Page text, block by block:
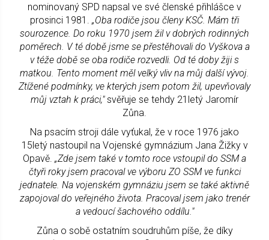
nominovaný SPD napsal ve své členské přihlášce v
prosinci 1981. „Oba rodiče jsou členy KSČ. Mám tři
sourozence. Do roku 1970 jsem žil v dobrých rodinných
poměrech. V té době jsme se přestěhovali do Vyškova a
v téže době se oba rodiče rozvedli. Od té doby žiji s
matkou. Tento moment měl velký vliv na můj další vývoj.
Ztížené podmínky, ve kterých jsem potom žil, upevňovaly
můj vztah k práci,"svěřuje se tehdy 21letý Jaromír
Zůna.
Na psacím stroji dále vyťukal, že v roce 1976 jako
15letý nastoupil na Vojenské gymnázium Jana Žižky v
Opavě. „Zde jsem také v tomto roce vstoupil do SSM a
čtyři roky jsem pracoval ve výboru ZO SSM ve funkci
jednatele. Na vojenském gymnáziu jsem se také aktivně
zapojoval do veřejného života. Pracoval jsem jako trenér
a vedoucí šachového oddílu."
Zůna o sobě ostatním soudruhům píše, že díky